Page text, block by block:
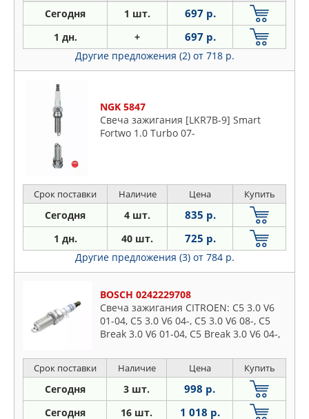
Сегодня 1 шт. 697 р.
1 дн. + 697 р.
Другие предложения (2) от 718 р.
NGK 5847
Свеча зажигания [LKR7B-9] Smart
Fortwo 1.0 Turbo 07-
Срок поставки Наличие Цена Купить
Сегодня 4 шт. 835 р.
1 дн. 40 шт. 725 р.
Другие предложения (3) от 784 р.
BOSCH 0242229708
Свеча зажигания CITROEN: C5 3.0 V6
01-04, C5 3.0 V6 04-, C5 3.0 V6 08-, C5
Break 3.0 V6 01-04, C5 Break 3.0 V6 04-,
04,
Срок поставки Наличие Цена Купить
Сегодня 3 шт. 998 р.
Сегодня 16 шт. 1 018 р.